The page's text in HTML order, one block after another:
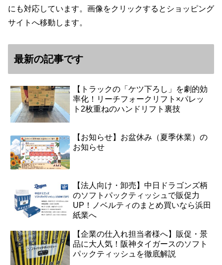
にも対応しています。画像をクリックするとショッピング
サイトへ移動します。
最新の記事です
【トラックの「ケツ下ろし」を劇的効
率化！リーチフォークリフト×パレッ
ト2枚重ねのハンドリフト裏技
【お知らせ】お盆休み（夏季休業）の
お知らせ
【法人向け・卸売】中日ドラゴンズ柄
のソフトパックティッシュで販促力
UP！ノベルティのまとめ買いなら浜田
紙業へ
【企業の仕入れ担当者様へ】販促・景
品に大人気！阪神タイガースのソフト
パックティッシュを徹底解説